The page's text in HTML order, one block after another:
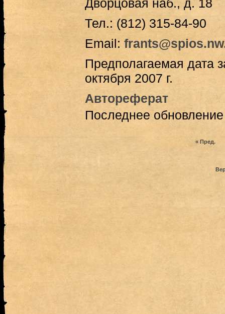
Дворцовая наб., д. 18
Тел.: (812) 315-84-90
Email:
Предполагаемая дата
октября 2007 г.
Автореферат
Последнее
« Пред.